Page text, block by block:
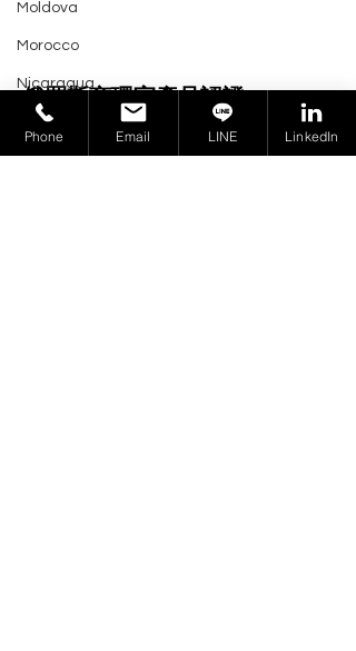
Moldova
Morocco
Nicaragua
Nepal
Niger
塵器能源效率標籤新規
俄羅斯商環宇產品認證
Certification Group Taiwan
241402 新北市三重區重新路五段
Phone Email LINE LinkedIn